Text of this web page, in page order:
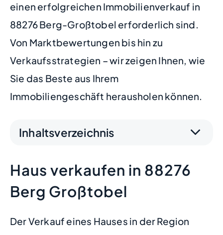
einen erfolgreichen Immobilienverkauf in
88276 Berg-Großtobel erforderlich sind.
Von Marktbewertungen bis hin zu
Verkaufsstrategien – wir zeigen Ihnen, wie
Sie das Beste aus Ihrem
Immobiliengeschäft herausholen können.
Inhaltsverzeichnis
Haus verkaufen in 88276
Berg Großtobel
Der Verkauf eines Hauses in der Region